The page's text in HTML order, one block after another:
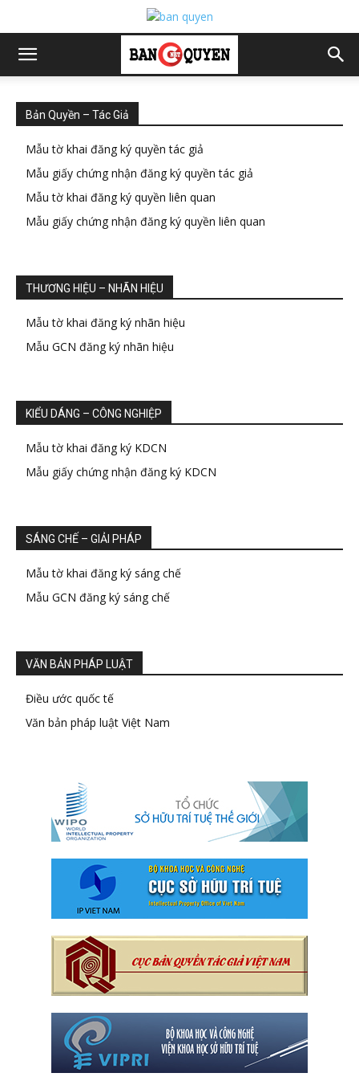
Bản Quyền – Tác Giả
Mẫu tờ khai đăng ký quyền tác giả
Mẫu giấy chứng nhận đăng ký quyền tác giả
Mẫu tờ khai đăng ký quyền liên quan
Mẫu giấy chứng nhận đăng ký quyền liên quan
THƯƠNG HIỆU – NHÃN HIỆU
Mẫu tờ khai đăng ký nhãn hiệu
Mẫu GCN đăng ký nhãn hiệu
KIỂU DÁNG – CÔNG NGHIỆP
Mẫu tờ khai đăng ký KDCN
Mẫu giấy chứng nhận đăng ký KDCN
SÁNG CHẾ – GIẢI PHÁP
Mẫu tờ khai đăng ký sáng chế
Mẫu GCN đăng ký sáng chế
VĂN BẢN PHÁP LUẬT
Điều ước quốc tế
Văn bản pháp luật Việt Nam